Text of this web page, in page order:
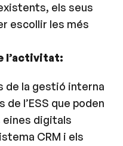
els seus
escollir les més
l’activitat:
de la gestió interna
l’ESS que poden
eines digitals
CRM i els